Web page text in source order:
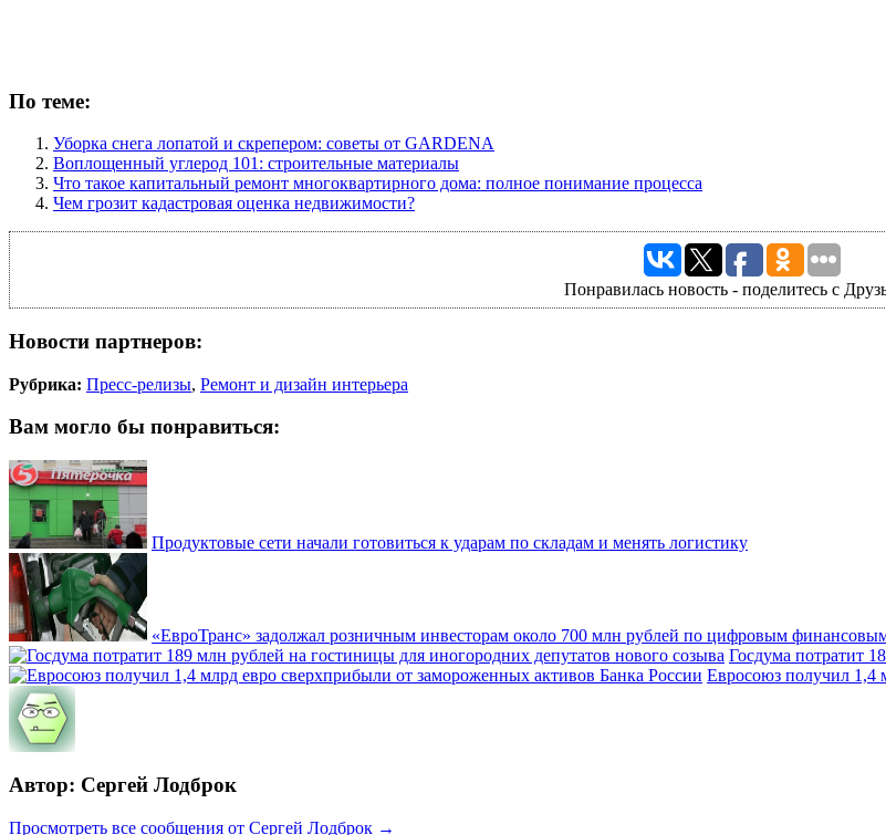
По теме:
Уборка снега лопатой и скрепером: советы от GARDENA
Воплощенный углерод 101: строительные материалы
Что такое капитальный ремонт многоквартирного дома: полное понимание процесса
Чем грозит кадастровая оценка недвижимости?
Понравилась новость - поделитесь с
Новости партнеров:
Рубрика: Пресс-релизы, Ремонт и дизайн интерьера
Вам могло бы понравиться:
Продуктовые сети начали готовиться к ударам по складам и менять логистику
«ЕвроТранс» задолжал розничным инвесторам около 700 млн рублей по цифровым
Госдума потратит
Евросоюз получил 1,4
Автор: Сергей Лодброк
Просмотреть все сообщения от Сергей Лодброк →